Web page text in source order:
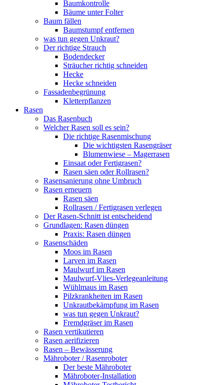
Baumkontrolle
Bäume unter Folter
Baum fällen
Baumstumpf entfernen
was tun gegen Unkraut?
Der richtige Strauch
Bodendecker
Sträucher richtig schneiden
Hecke
Hecke schneiden
Fassadenbegrünung
Kletterpflanzen
Rasen
Das Rasenbuch
Welcher Rasen soll es sein?
Die richtige Rasenmischung
Die wichtigsten Rasengräser
Blumenwiese – Magerrasen
Einsaat oder Fertigrasen?
Rasen säen oder Rollrasen?
Rasensanierung ohne Umbruch
Rasen erneuern
Rasen säen
Rollrasen / Fertigrasen verlegen
Der Rasen-Schnitt ist entscheidend
Grundlagen: Rasen düngen
Praxis: Rasen düngen
Rasenschäden
Moos im Rasen
Larven im Rasen
Maulwurf im Rasen
Maulwurf-Vlies-Verlegeanleitung
Wühlmaus im Rasen
Pilzkrankheiten im Rasen
Unkrautbekämpfung im Rasen
was tun gegen Unkraut?
Fremdgräser im Rasen
Rasen vertikutieren
Rasen aerifizieren
Rasen – Bewässerung
Mähroboter / Rasenroboter
Der beste Mähroboter
Mähroboter-Installation